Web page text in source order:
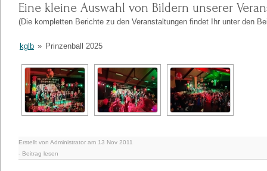
Eine kleine Auswahl von Bildern unserer
(Die kompletten Berichte zu den Veranstaltungen findet Ihr unter den
kglb » Prinzenball 2025
Erstellt von Administrator am 13 Nov 2011
- Beitrag lesen